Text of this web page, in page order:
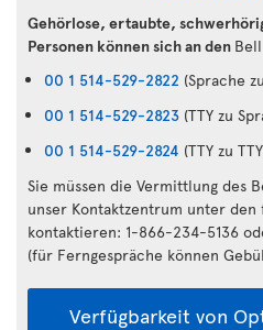
Gehörlose, ertaubte,
Personen können sich an den
00 1 514-529-2822 (Sprache
00 1 514-529-2823 (TTY zu
00 1 514-529-2824 (TTY zu
Sie müssen die Vermittlung des
unser Kontaktzentrum unter den
kontaktieren: 1-866-234-5136
(für Ferngespräche können
Verfügbarkeit von